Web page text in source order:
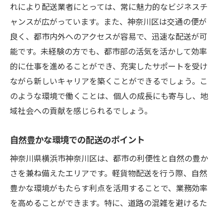
れにより配送業者にとっては、常に魅力的なビジネスチ
ャンスが広がっています。また、神奈川区は交通の便が
良く、都市内外へのアクセスが容易で、迅速な配送が可
能です。未経験の方でも、都市部の活気を活かして効率
的に仕事を進めることができ、充実したサポートを受け
ながら新しいキャリアを築くことができるでしょう。こ
のような環境で働くことは、個人の成長にも寄与し、地
域社会への貢献を感じられるでしょう。
自然豊かな環境での配送のポイント
神奈川県横浜市神奈川区は、都市の利便性と自然の豊か
さを兼ね備えたエリアです。軽貨物配送を行う際、自然
豊かな環境がもたらす利点を活用することで、業務効率
を高めることができます。特に、道路の混雑を避けるた